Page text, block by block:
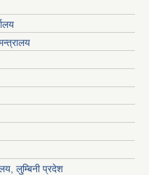
लु्म्बिनी प्रदेश